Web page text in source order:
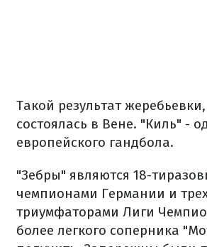
Такой результат
состоялась в Вене. "Киль" -
европейского гандбола.
"Зебры" являются 18-
чемпионами Германии и
триумфаторами Лиги
более легкого соперника